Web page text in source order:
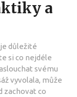
a
důležité
si co nejdéle
svému
vyvolala, může
zachovat co